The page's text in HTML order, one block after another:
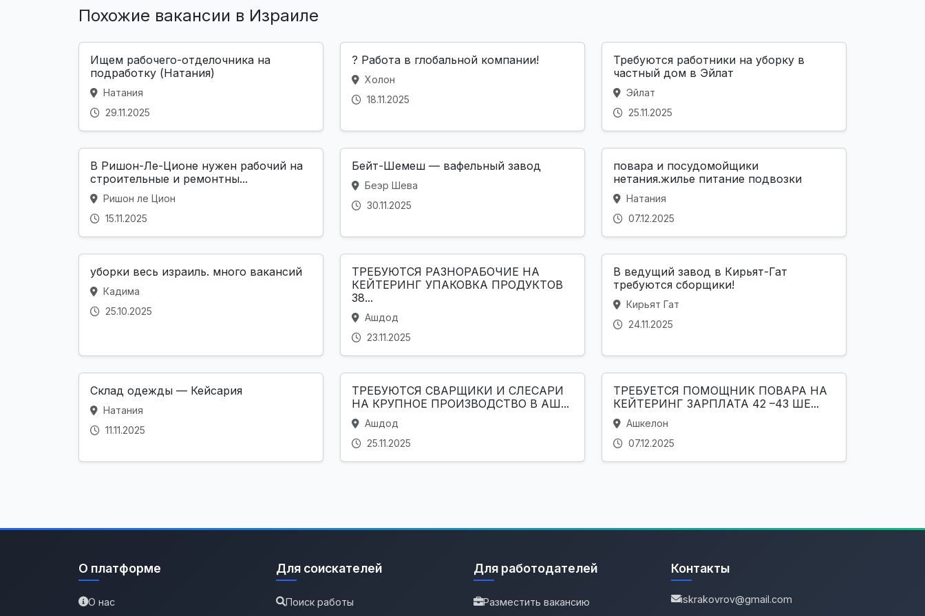
Похожие вакансии в Израиле
Ищем рабочего-отделочника на
подработку (Натания)
Натания
29.11.2025
? Работа в глобальной компании!
Холон
18.11.2025
Требуются работники на уборку в
частный дом в Эйлат
Эйлат
25.11.2025
В Ришон-Ле-Ционе нужен рабочий на
строительные и ремонтны...
Ришон ле Цион
15.11.2025
Бейт-Шемеш — вафельный завод
Беэр Шева
30.11.2025
повара и посудомойщики
нетания.жилье питание подвозки
Натания
07.12.2025
уборки весь израиль. много вакансий
Кадима
25.10.2025
ТРЕБУЮТСЯ РАЗНОРАБОЧИЕ НА
КЕЙТЕРИНГ УПАКОВКА ПРОДУКТОВ
38...
Ашдод
23.11.2025
В ведущий завод в Кирьят-Гат
требуются сборщики!
Кирьят Гат
24.11.2025
Склад одежды — Кейсария
Натания
11.11.2025
ТРЕБУЮТСЯ СВАРЩИКИ И СЛЕСАРИ
НА КРУПНОЕ ПРОИЗВОДСТВО В АШ...
Ашдод
25.11.2025
ТРЕБУЕТСЯ ПОМОЩНИК ПОВАРА НА
КЕЙТЕРИНГ ЗАРПЛАТА 42 –43 ШЕ...
Ашкелон
07.12.2025
О платформе
О нас
Для соискателей
Поиск работы
Для работодателей
Разместить вакансию
Контакты
iskrakovrov@gmail.com